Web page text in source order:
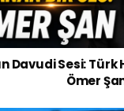
Davudi Sesi: Türk
Ömer